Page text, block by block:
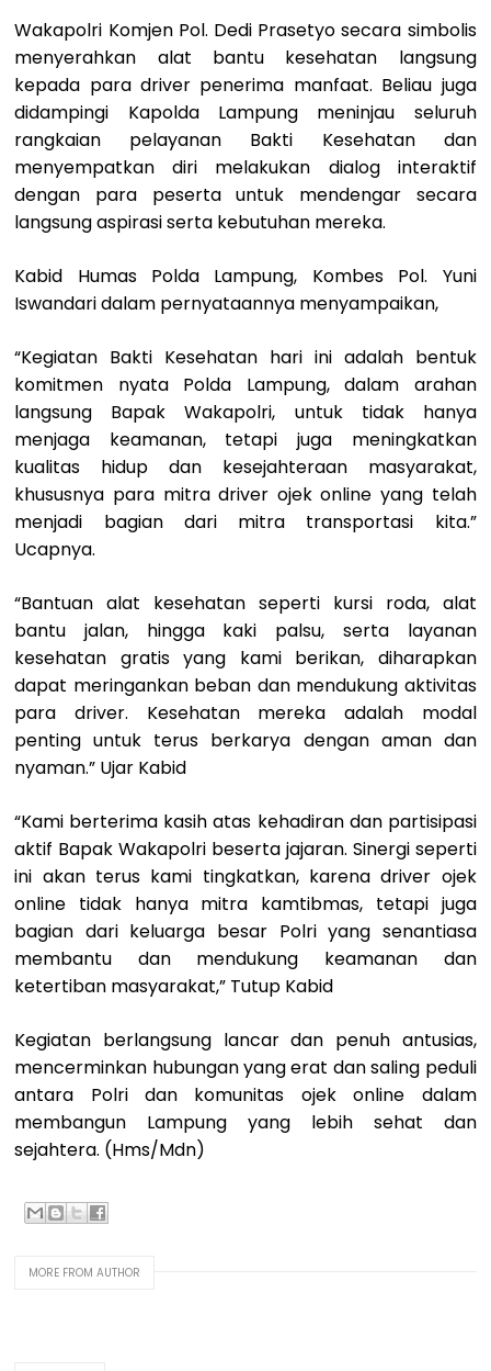
Wakapolri Komjen Pol. Dedi Prasetyo secara simbolis
menyerahkan alat bantu kesehatan langsung
kepada para driver penerima manfaat. Beliau juga
didampingi Kapolda Lampung meninjau seluruh
rangkaian pelayanan Bakti Kesehatan dan
menyempatkan diri melakukan dialog interaktif
dengan para peserta untuk mendengar secara
langsung aspirasi serta kebutuhan mereka.
Kabid Humas Polda Lampung, Kombes Pol. Yuni
Iswandari dalam pernyataannya menyampaikan,
“Kegiatan Bakti Kesehatan hari ini adalah bentuk
komitmen nyata Polda Lampung, dalam arahan
langsung Bapak Wakapolri, untuk tidak hanya
menjaga keamanan, tetapi juga meningkatkan
kualitas hidup dan kesejahteraan masyarakat,
khususnya para mitra driver ojek online yang telah
menjadi bagian dari mitra transportasi kita.”
Ucapnya.
“Bantuan alat kesehatan seperti kursi roda, alat
bantu jalan, hingga kaki palsu, serta layanan
kesehatan gratis yang kami berikan, diharapkan
dapat meringankan beban dan mendukung aktivitas
para driver. Kesehatan mereka adalah modal
penting untuk terus berkarya dengan aman dan
nyaman.” Ujar Kabid
“Kami berterima kasih atas kehadiran dan partisipasi
aktif Bapak Wakapolri beserta jajaran. Sinergi seperti
ini akan terus kami tingkatkan, karena driver ojek
online tidak hanya mitra kamtibmas, tetapi juga
bagian dari keluarga besar Polri yang senantiasa
membantu dan mendukung keamanan dan
ketertiban masyarakat,” Tutup Kabid
Kegiatan berlangsung lancar dan penuh antusias,
mencerminkan hubungan yang erat dan saling peduli
antara Polri dan komunitas ojek online dalam
membangun Lampung yang lebih sehat dan
sejahtera. (Hms/Mdn)
MORE FROM AUTHOR